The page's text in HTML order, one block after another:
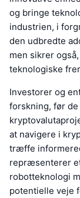
og bringe
industrien, i
den udbredte
men sikrer
teknologiske
Investorer og
forskning, før
at navigere i
træffe
repræsenterer
robotteknologi
potentielle veje